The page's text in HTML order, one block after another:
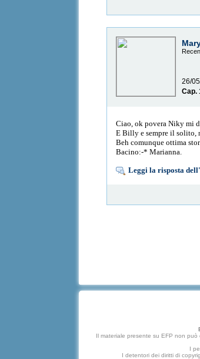
26/
Cap.
Ciao, ok povera Niky mi
E Billy e sempre il solito,
Beh comunque ottima
Bacino:-* Marianna.
Leggi la risposta
Il materiale presente su EFP non
I
I detentori dei diritti di